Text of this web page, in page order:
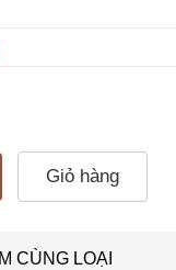
Giỏ hàng
CÙNG LOẠI